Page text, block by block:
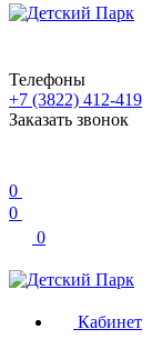
Телефоны
+7 (3822) 412-419
Заказать звонок
0
0
0
Кабинет